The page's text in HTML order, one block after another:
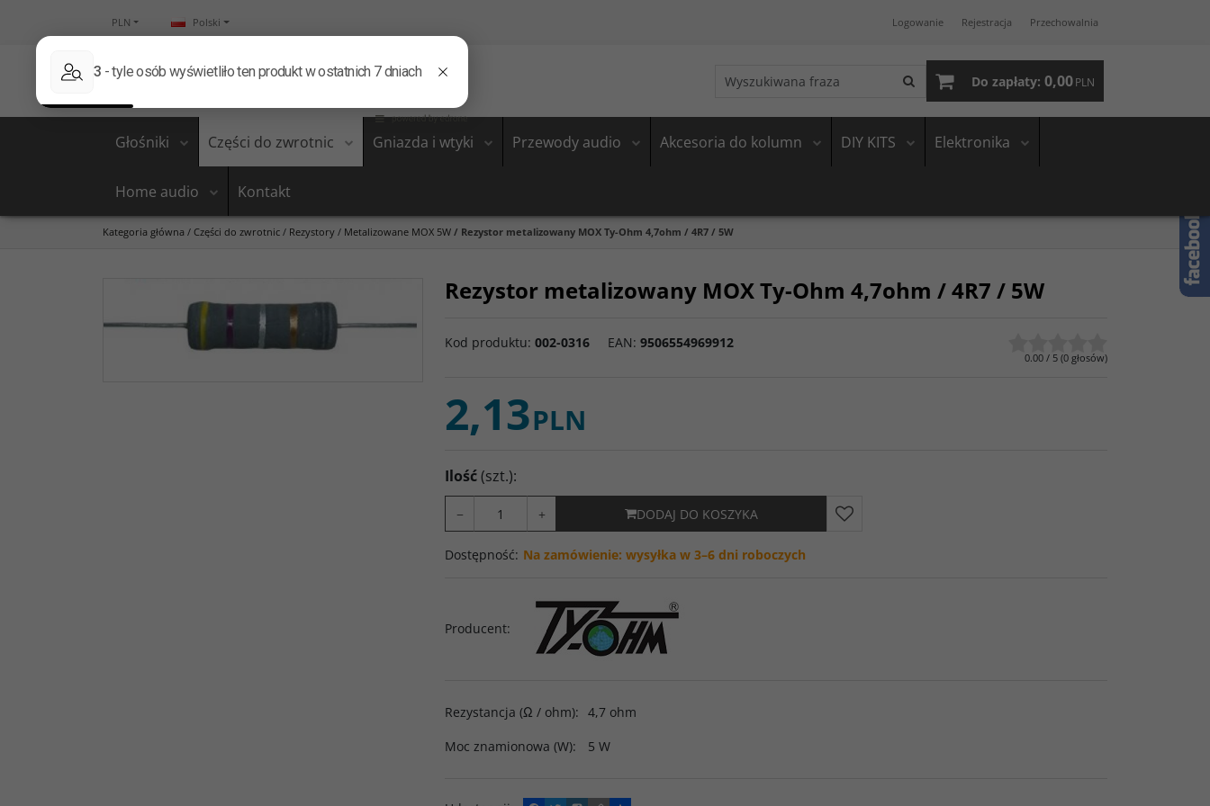
PLN Polski Logowanie Rejestracja Przechowalnia
Do zapłaty: 0,00PLN
Głośniki Części do zwrotnic Gniazda i wtyki Przewody audio Akcesoria do kolumn DIY KITS Elektronika
Home audio Kontakt
Kategoria główna / Części do zwrotnic / Rezystory / Metalizowane MOX 5W / Rezystor metalizowany MOX Ty-Ohm 4,7ohm / 4R7 / 5W
Rezystor metalizowany MOX Ty-Ohm 4,7ohm / 4R7 / 5W
Kod produktu: 002-0316 EAN: 9506554969912
0.00 / 5 (0 głosów)
2,13PLN
Ilość(szt.):
− + DODAJ DO KOSZYKA
Dostępność: Na zamówienie: wysyłka w 3–6 dni roboczych
Producent:
Rezystancja (Ω / ohm): 4,7 ohm
Moc znamionowa (W): 5 W